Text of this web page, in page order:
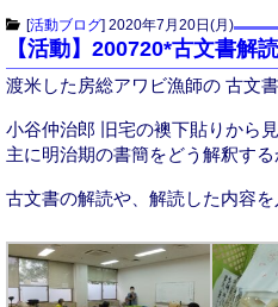
c
e
b
o
o
k
st
o
d
o
n
ail
[活動ブログ] 2020年7月20日(月)
【活動】200720*古文書解
渡米した房総アワビ漁師の 古文
小谷仲治郎 旧宅の襖下貼りから
主に明治期の書簡をどう解釈す
古文書の解読や、解読した内容